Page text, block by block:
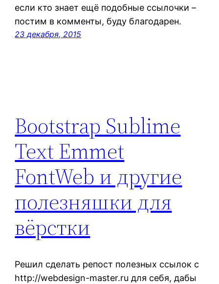
если кто знает ещё подобные ссылочки –
постим в комменты, буду благодарен.
23 декабря, 2015
Bootstrap Sublime
Text Emmet
FontWeb и другие
полезняшки для
вёрстки
Решил сделать репост полезных ссылок с
http://webdesign-master.ru для себя, дабы